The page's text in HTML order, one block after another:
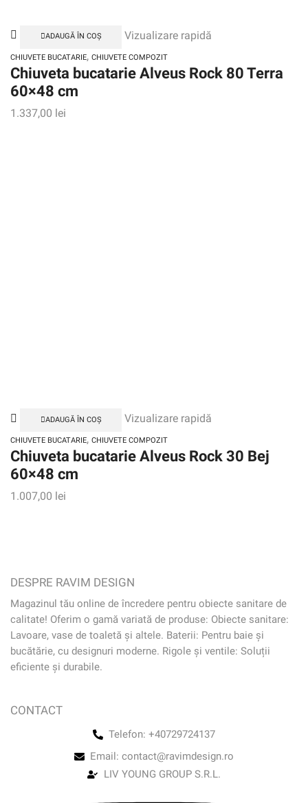
ADAUGĂ ÎN COȘ Vizualizare rapidă
CHIUVETE BUCATARIE, CHIUVETE COMPOZIT
Chiuveta bucatarie Alveus Rock 80 Terra
60×48 cm
1.337,00 lei
ADAUGĂ ÎN COȘ Vizualizare rapidă
CHIUVETE BUCATARIE, CHIUVETE COMPOZIT
Chiuveta bucatarie Alveus Rock 30 Bej
60×48 cm
1.007,00 lei
DESPRE RAVIM DESIGN
Magazinul tău online de încredere pentru obiecte sanitare de
calitate! Oferim o gamă variată de produse: Obiecte sanitare:
Lavoare, vase de toaletă și altele. Baterii: Pentru baie și
bucătărie, cu designuri moderne. Rigole și ventile: Soluții
eficiente și durabile.
CONTACT
Telefon: +40729724137
Email: contact@ravimdesign.ro
LIV YOUNG GROUP S.R.L.